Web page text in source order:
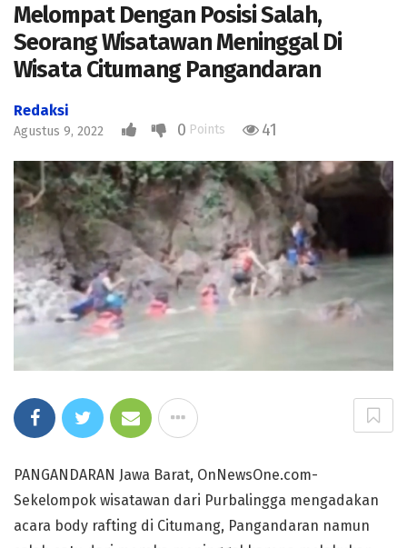
Melompat Dengan Posisi Salah,
Seorang Wisatawan Meninggal Di
Wisata Citumang Pangandaran
Redaksi
Agustus 9, 2022 0 Points 41
PANGANDARAN Jawa Barat, OnNewsOne.com-
Sekelompok wisatawan dari Purbalingga mengadakan
acara body rafting di Citumang, Pangandaran namun